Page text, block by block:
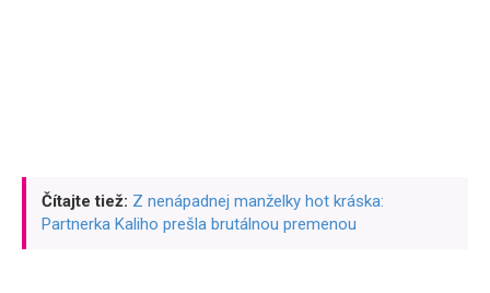
Čítajte tiež: Z nenápadnej manželky hot kráska:
Partnerka Kaliho prešla brutálnou premenou